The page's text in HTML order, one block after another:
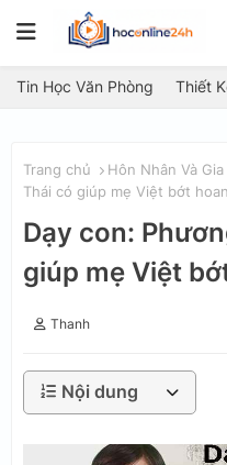
Tin Học Văn Phòng Thiết
Trang chủ Hôn Nhân Và
Thái có giúp mẹ Việt bớt
Dạy con:
giúp mẹ Việt
Thanh
Nội dung